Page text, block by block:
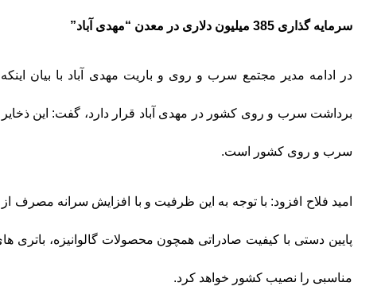
سرمایه گذاری 385 میلیون دلاری در معدن “مهدی آباد”
سرب و روی کشور است.
امید فلاح افزود: با توجه به این ظرفیت و با افزایش سرانه مصرف
پایین دستی با کیفیت صادراتی همچون محصولات گالوانیزه،
مناسبی را نصیب کشور خواهد کرد.